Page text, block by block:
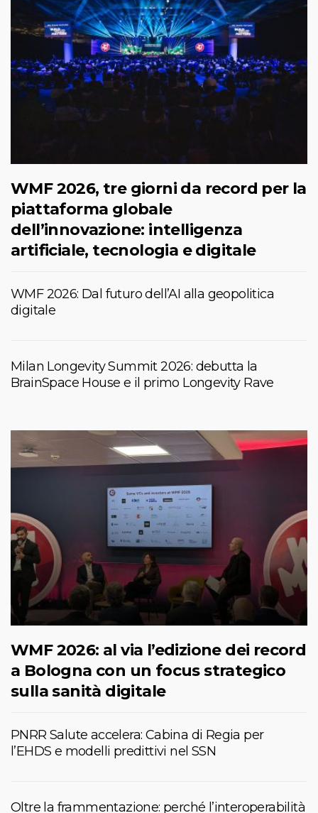
WMF 2026, tre giorni da record per la
piattaforma globale
dell’innovazione: intelligenza
artificiale, tecnologia e digitale
WMF 2026: Dal futuro dell’AI alla geopolitica
digitale
Milan Longevity Summit 2026: debutta la
BrainSpace House e il primo Longevity Rave
WMF 2026: al via l’edizione dei record
a Bologna con un focus strategico
sulla sanità digitale
PNRR Salute accelera: Cabina di Regia per
l’EHDS e modelli predittivi nel SSN
Oltre la frammentazione: perché l’interoperabilità